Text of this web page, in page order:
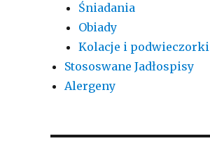
Śniadania
Obiady
Kolacje i podwieczorki
Stososwane Jadłospisy
Alergeny